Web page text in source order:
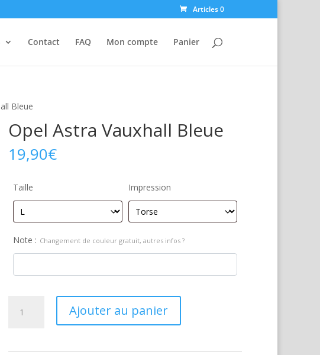
Articles 0
Contact FAQ Mon compte Panier
Bleue
Opel Astra Vauxhall Bleue
19,90€
Taille Impression
Note : Changement de couleur gratuit, autres infos ?
Ajouter au panier